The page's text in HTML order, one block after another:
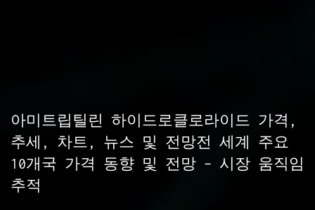
아미트립틸린 하이드로클로라이드 가격,
추세, 차트, 뉴스 및 전망전 세계 주요
10개국 가격 동향 및 전망 – 시장 움직임
추적